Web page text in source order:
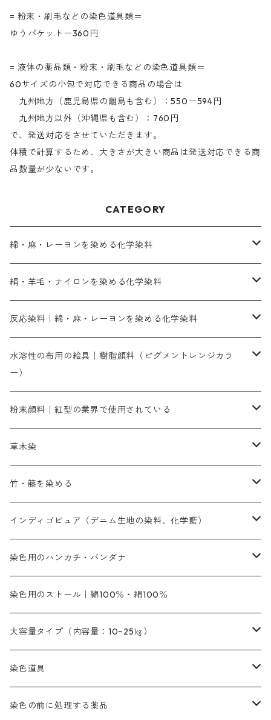
= 粉末・刷毛などの染色道具類＝
ゆうパケットー360円
= 液体の薬品類・粉末・刷毛などの染色道具類＝
60サイズの小包で対応できる商品の場合は
九州地方（鹿児島県の離島も含む）：550ー594円
九州地方以外（沖縄県も含む）：760円
で、発送対応をさせていただきます。
体積で計算するため、大きさが大きい商品は発送対応できる商
品数量が少ないです。
CATEGORY
綿・麻・レーヨンを染める化学染料
直接染料－染色手順が簡単
人気のおすすめ直接染料
染色に必要な薬品類
橙色系
青色系
紫色系
緑色系
茶色系
絹・羊毛・ナイロンを染める化学染料
お買い得品
染料一覧
人気のおすすめ染料
橙色系
緑色系
茶色系
灰色系
黒色系
染色に必要な薬品類
補助薬品
反応染料｜綿・麻・レーヨンを染める化学染料
お勧めの3原色（赤・青・黄色）
お勧め｜スミフィックス～
3原色以外の色目
赤色
茶色｜20g入りのみ公開
灰色｜20g入りのみ公開
黒色
染色に必要な薬品
アルカリ剤
補助薬品
捺染に必要な材料
捺染糊
水溶性の布用の絵具｜樹脂顔料（ピグメントレンジカラ
ー）
ネオカラー（色）
内容量：100g
内容量：500g
バィンダー（定着剤）
増粘剤
黄色系
エロ―M3G｜定番の色合い
エロー ＭＧＲ｜明るい緑みの黄色
オレンジ系
オレンヂMG｜黄みの橙色
オレンヂMGD（定番の色合い）
赤色系
レットMFB｜赤色（定番の色合い）
レットMG｜黄みの朱色
青色系
ネビーブルーMB（定番の色合い）
ブルーMB（定番の色合い）
紫色系
バイオレットMFB
緑色系
粉末顔料｜紅型の業界で使用されている
赤色系
本洋紅
代用朱黄色口
黄色系
ファストエロ―10GN（鮮やかな黄色）
ファストエロ―5GN（黄色）
青色系
NSBAブルー
群青
白色｜胡粉
黒色｜在庫処分特価
緑色｜在庫処分特価
茶色｜在庫処分特価
草木染
植物染料
人気のおすすめ植物染料
インド茜・西洋茜の個別販売
濃染処理剤｜ソルバックスPS－900
媒染剤
アルミ媒染剤
鉄媒染剤
ソーダ灰｜アルカリ性のPH調整剤
藍染
ぶどう糖
ハイドロサルファイトコンク
染色用途のハンカチ・バンダナ
45cm×45cm（ハンカチ）｜端の始末も綿糸｜タグなし
竹・籐を染める
人気のおすすめ竹・藤を染める染料
塩基性染料（混色可能）
ビスマークブロンB｜赤茶色
塩基性エロ―｜液体タイプ
オリジナル染料｜スス竹色｜ミキセットファストブロンGR
インディゴピュア（デニム生地の染料、化学藍）
初心者向けお試しセット販売
インディゴピュア
アルカリ剤
ハイドロサルファイトコンク
酸性剤
染色用のハンカチ・バンダナ
45cm×45cm（ハンカチ）｜端の始末も綿糸｜タグなし
54cm×54cm（バンダナ）｜端の始末も綿糸｜タグなし
染色用のストール｜綿100％・絹100％
大容量タイプ（内容量：10~25㎏）
芒硝｜綿の染色時の吸収促進剤
ソーダ灰｜アルカリ性のPH調整剤
染色道具
刷毛
染色の前に処理する薬品